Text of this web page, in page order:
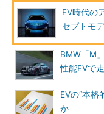
EV時代の
セプトモ
BMW「M
性能EVで
EVの“本
か